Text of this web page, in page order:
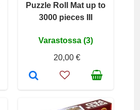
Puzzle Roll Mat up to
3000 pieces III
Varastossa (3)
20,00 €